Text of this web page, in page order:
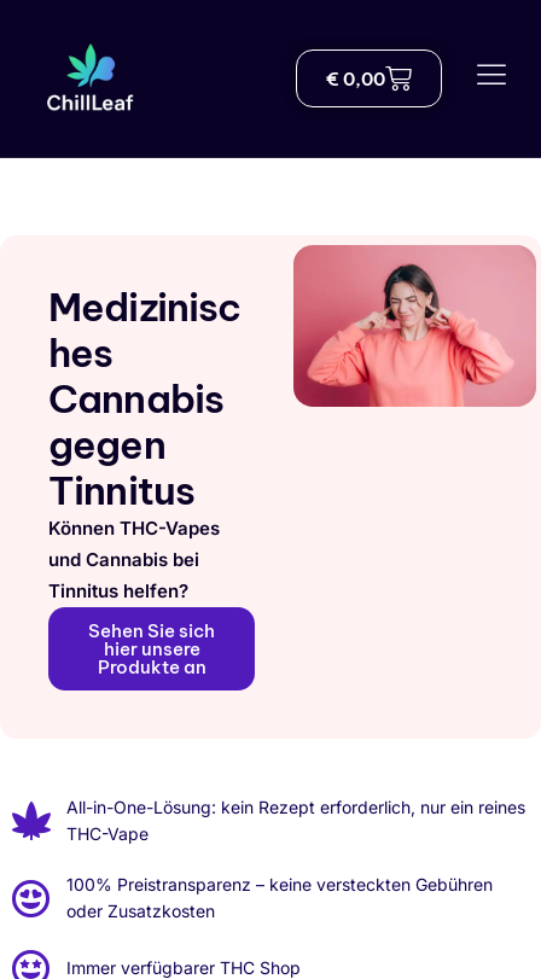
Geschäft
Über uns
THC-Wissenszentrum
Helfen
Kontakt
German
€ 0,00
Medizinisc
hes
Cannabis
gegen
Tinnitus
Können THC-Vapes
und Cannabis bei
Tinnitus helfen?
Sehen Sie sich
hier unsere
Produkte an
All-in-One-Lösung: kein Rezept erforderlich, nur ein reines
THC-Vape
100% Preistransparenz – keine versteckten Gebühren
oder Zusatzkosten
Immer verfügbarer THC Shop